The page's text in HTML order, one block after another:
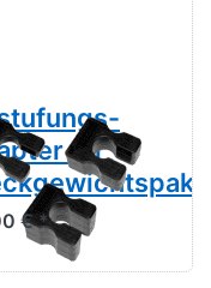
für
€ *